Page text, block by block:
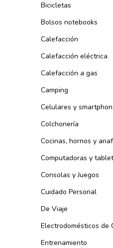
Bicicletas
Bolsos notebooks
Calefacción
Calefacción eléctrica
Calefacción a gas
Camping
Celulares y
Colchonería
Cocinas, hornos y
Computadoras y
Consolas y Juegos
Cuidado Personal
De Viaje
Electrodomésticos de
Entrenamiento